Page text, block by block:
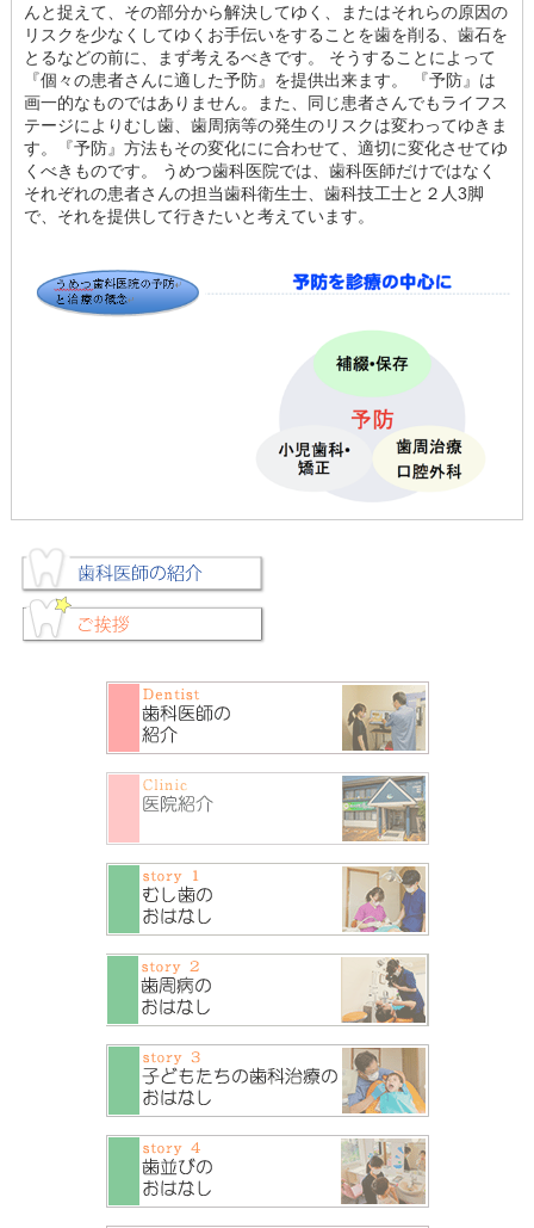
んと捉えて、その部分から解決してゆく、またはそれらの原因の
リスクを少なくしてゆくお手伝いをすることを歯を削る、歯石を
とるなどの前に、まず考えるべきです。 そうすることによって
『個々の患者さんに適した予防』を提供出来ます。 『予防』は
画一的なものではありません。また、同じ患者さんでもライフス
テージによりむし歯、歯周病等の発生のリスクは変わってゆきま
す。『予防』方法もその変化にに合わせて、適切に変化させてゆ
くべきものです。 うめつ歯科医院では、歯科医師だけではなく
それぞれの患者さんの担当歯科衛生士、歯科技工士と２人3脚
で、それを提供して行きたいと考えています。